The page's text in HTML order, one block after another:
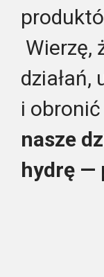
Wierzę,
działań,
i
nasze
hydrę —